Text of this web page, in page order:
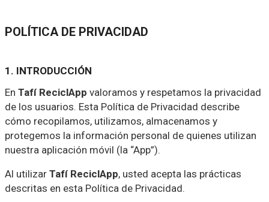
POLÍTICA DE PRIVACIDAD
1. INTRODUCCIÓN
En Tafí ReciclApp valoramos y respetamos la privacidad
de los usuarios. Esta Política de Privacidad describe
cómo recopilamos, utilizamos, almacenamos y
protegemos la información personal de quienes utilizan
nuestra aplicación móvil (la “App”).
Al utilizar Tafí ReciclApp, usted acepta las prácticas
descritas en esta Política de Privacidad.